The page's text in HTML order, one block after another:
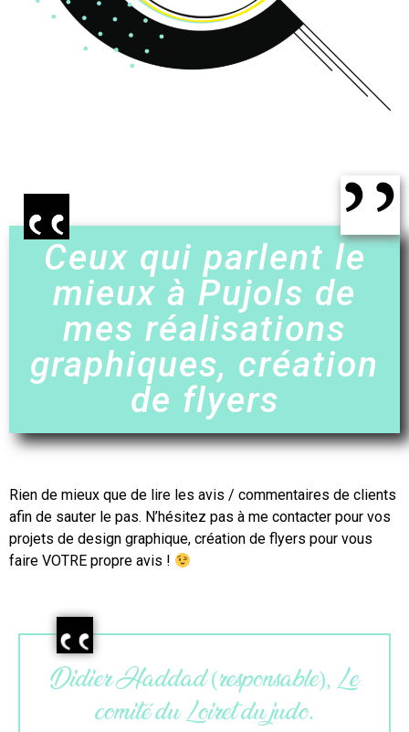
Ceux qui parlent le
mieux à Pujols de
mes réalisations
graphiques, création
de flyers
Rien de mieux que de lire les avis / commentaires de clients
afin de sauter le pas. N’hésitez pas à me contacter pour vos
projets de design graphique, création de flyers pour vous
faire VOTRE propre avis !
Maëlle (gérante), L’atelier du
colibri.